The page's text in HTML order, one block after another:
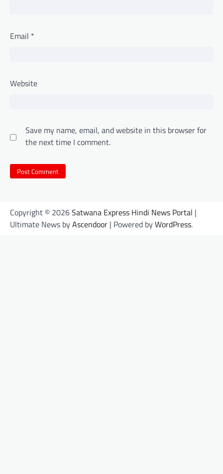
Email *
Website
Save my name, email, and website in this browser for
the next time I comment.
Copyright © 2026Satwana Express Hindi News Portal |
Ultimate News byAscendoor | Powered byWordPress.